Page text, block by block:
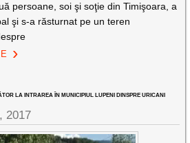
persoane, soi şi soţie din Timişoara, a
şi s-a răsturnat pe un teren
LA INTRAREA ÎN MUNICIPIUL LUPENI DINSPRE URICANI
2017